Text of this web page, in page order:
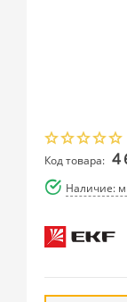
Код товара:
Наличие: